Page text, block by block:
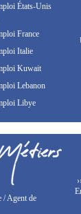
États-Unis
France
Italie
Kuwait
Lebanon
Libye
/ Agent de